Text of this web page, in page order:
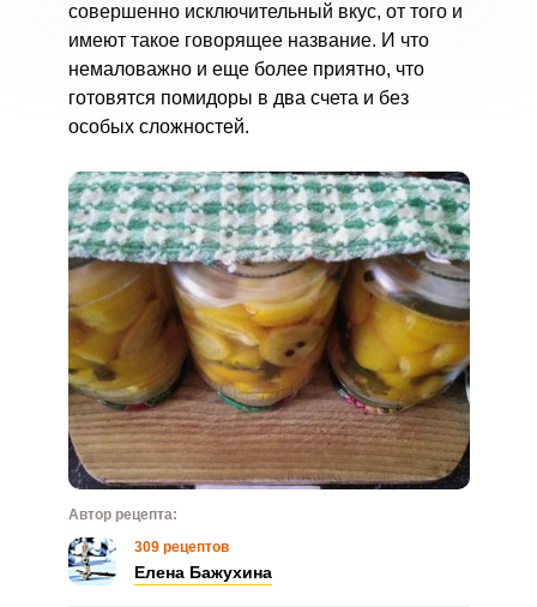
совершенно исключительный вкус, от того и
имеют такое говорящее название. И что
немаловажно и еще более приятно, что
готовятся помидоры в два счета и без
особых сложностей.
Автор рецепта:
309 рецептов
Елена Бажухина